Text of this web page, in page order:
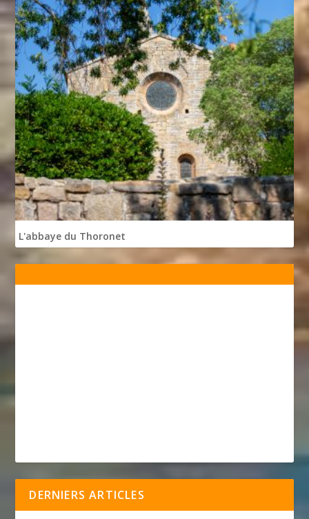
L'abbaye du Thoronet
DERNIERS ARTICLES